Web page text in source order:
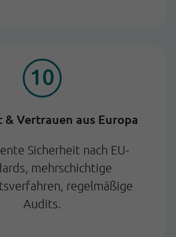
& Vertrauen aus Europa
Sicherheit nach EU-
mehrschichtige
regelmäßige
Audits.